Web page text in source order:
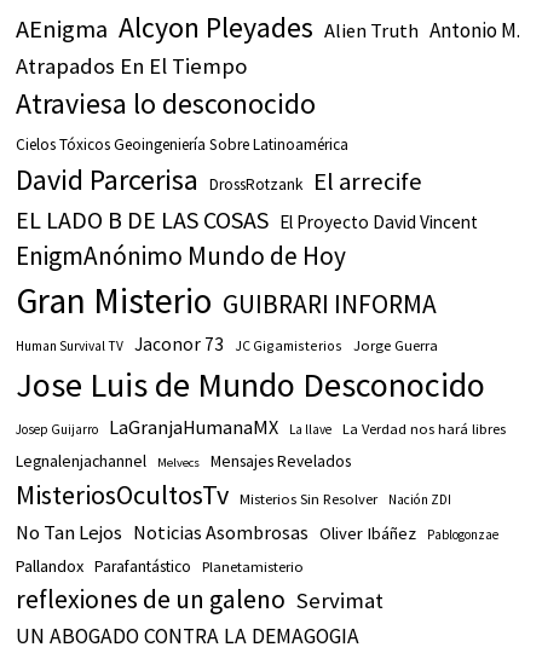
AEnigma Alcyon Pleyades Alien Truth Antonio M.
Atrapados En El Tiempo
Atraviesa lo desconocido
Cielos Tóxicos Geoingeniería Sobre Latinoamérica
David Parcerisa DrossRotzank El arrecife
EL LADO B DE LAS COSAS El Proyecto David Vincent
EnigmAnónimo Mundo de Hoy
Gran Misterio GUIBRARI INFORMA
Human Survival TV Jaconor 73 JC Gigamisterios Jorge Guerra
Jose Luis de Mundo Desconocido
Josep Guijarro LaGranjaHumanaMX La llave La Verdad nos hará libres
Legnalenjachannel Melvecs Mensajes Revelados
MisteriosOcultosTv Misterios Sin Resolver Nación ZDI
No Tan Lejos Noticias Asombrosas Oliver Ibáñez Pablogonzae
Pallandox Parafantástico Planetamisterio
reflexiones de un galeno Servimat
UN ABOGADO CONTRA LA DEMAGOGIA